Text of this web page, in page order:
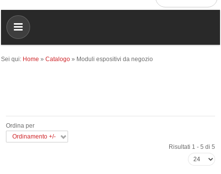
Sei qui: Home » Catalogo » Moduli espositivi da negozio
Ordina per
Ordinamento +/-
Risultati 1 - 5 di 5